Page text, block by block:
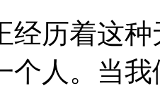
历着这种
个人。当